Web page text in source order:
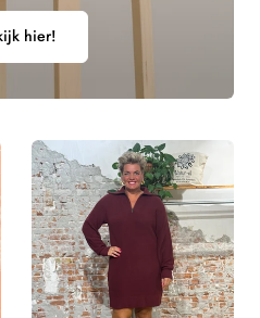
hier!